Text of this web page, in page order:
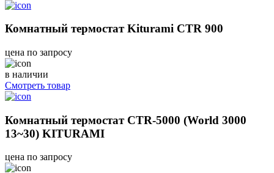
Комнатный термостат Kiturami CTR 900
цена по запросу
в наличии
Смотреть товар
Комнатный термостат CTR-5000 (World 3000
13~30) KITURAMI
цена по запросу